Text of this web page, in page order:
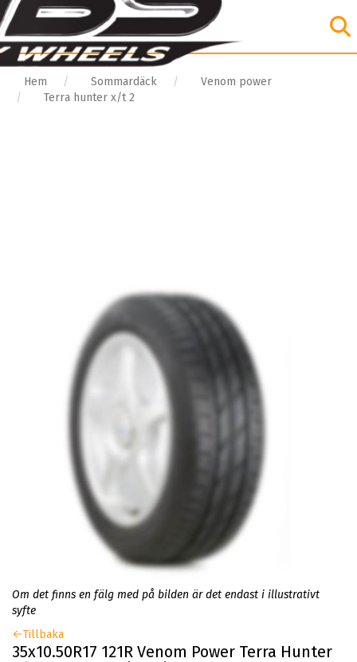
Hem Sommardäck
Venom power
Terra hunter x/t 2
Om det finns en fälg med på bilden är det endast i illustrativt
syfte
Tillbaka
35x10.50R17 121R Venom Power Terra Hunter